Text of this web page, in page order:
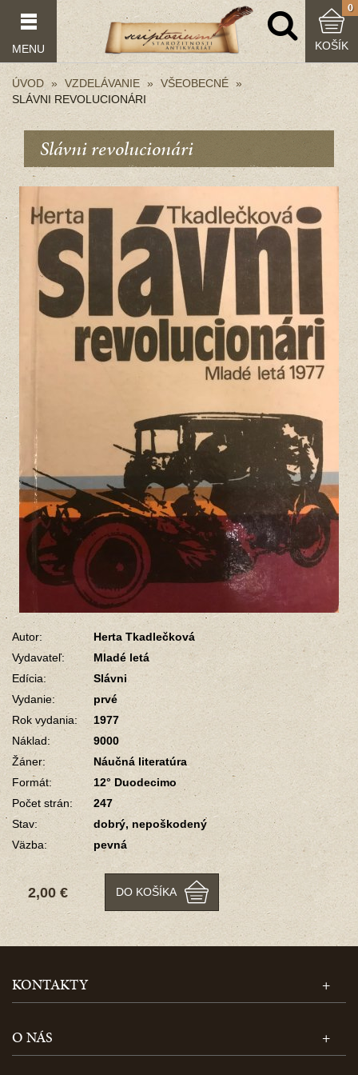
MENU
0
KOŠÍK
ÚVOD VZDELÁVANIE
VŠEOBECNÉ
SLÁVNI REVOLUCIONÁRI
Slávni revolucionári
Autor:
Herta Tkadlečková
Vydavateľ:
Mladé letá
Edícia:
Slávni
Vydanie:
prvé
Rok vydania:
1977
Náklad:
9000
Žáner:
Náučná literatúra
Formát:
12° Duodecimo
Počet strán:
247
Stav:
dobrý, nepoškodený
Väzba:
pevná
2,00 € DO KOŠÍKA
KONTAKTY
O NÁS